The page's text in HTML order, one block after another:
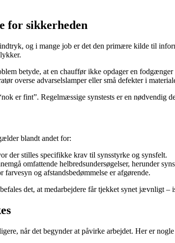
for sikkerheden
og i mange job er det den primære kilde til
betyde, at en chauffør ikke opdager en
overse advarselslamper eller små defekter i
er fint”. Regelmæssige synstests er en nødvendig
blandt andet for:
der stilles specifikke krav til synsstyrke og synsfelt.
omfattende helbredsundersøgelser, herunder
farvesyn og afstandsbedømmelse er afgørende.
det, at medarbejdere får tjekket synet jævnligt
når det begynder at påvirke arbejdet. Her er